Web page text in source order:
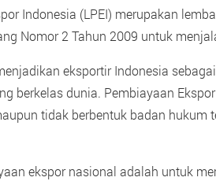
Indonesia (LPEI) merupakan
Nomor 2 Tahun 2009 untuk
eksportir Indonesia
berkelas dunia. Pembiayaan
tidak berbentuk badan
ekspor nasional adalah untuk